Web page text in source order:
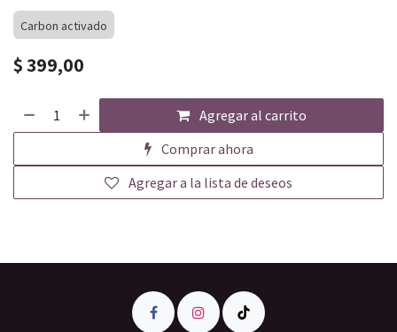
Carbon activado
$399,00
Agregar al carrito
Comprar ahora
Agregar a la lista de deseos